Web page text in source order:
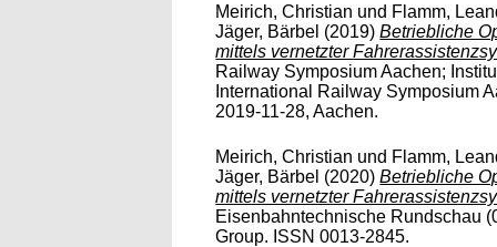
Meirich, Christian und Flamm,
Jäger, Bärbel (2019)Betriebliche
mittels vernetzter
Railway Symposium Aachen;
International Railway Symposium
2019-11-28, Aachen.
Meirich, Christian und Flamm,
Jäger, Bärbel (2020)Betriebliche
mittels vernetzter
Eisenbahntechnische Rundschau
Group. ISSN 0013-2845.